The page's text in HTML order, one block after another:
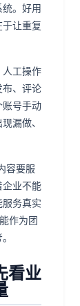
。好用
让重复
人工操作
布、评论
账号手动
漏做、
容要服
企业不能
务真实
作为团
看业